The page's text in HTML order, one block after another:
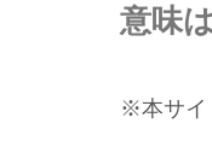
意味
※本サイ